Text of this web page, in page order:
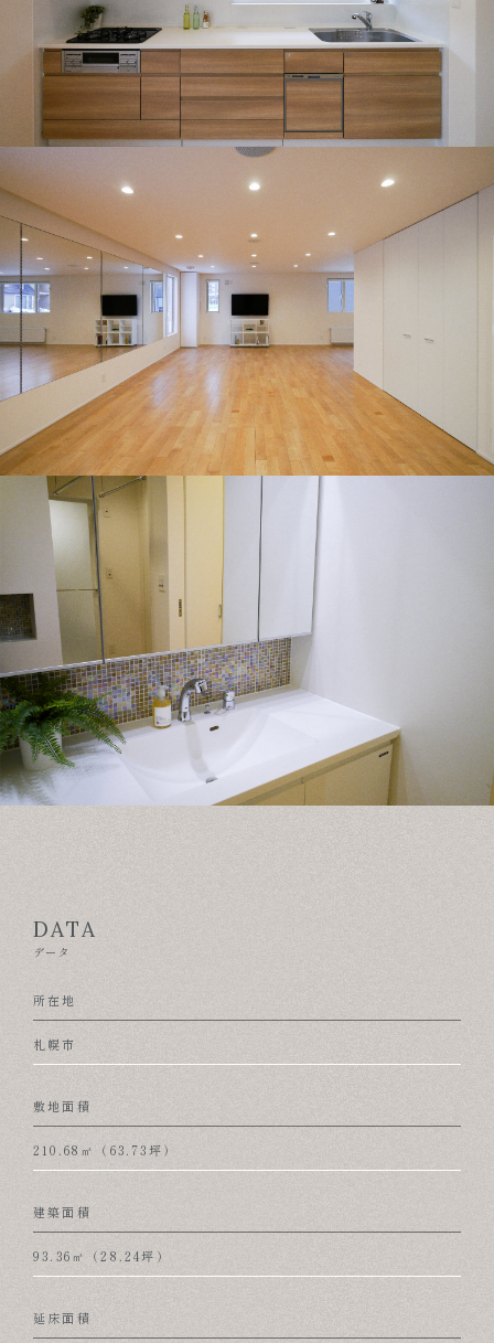
DATA
データ
所在地
札幌市
敷地面積
210.68㎡（63.73坪）
建築面積
93.36㎡（28.24坪）
延床面積